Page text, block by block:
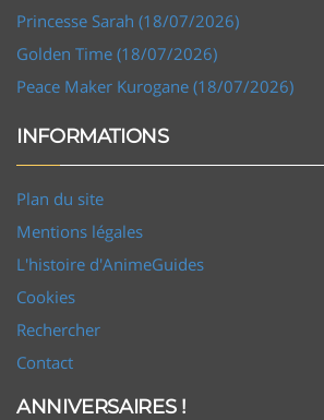
Princesse Sarah (18/07/2026)
Golden Time (18/07/2026)
Peace Maker Kurogane (18/07/2026)
INFORMATIONS
Plan du site
Mentions légales
L'histoire d'AnimeGuides
Cookies
Rechercher
Contact
ANNIVERSAIRES !